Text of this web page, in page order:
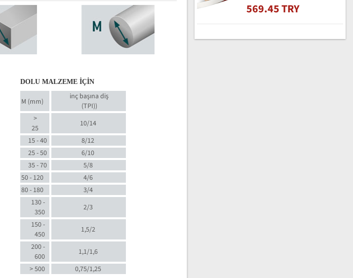
DOLU MALZEME İÇİN
M (mm)
inç başına diş
(TPI))
>
25
10/14
15 - 40
8/12
25 - 50
6/10
35 - 70
5/8
50 - 120
4/6
80 - 180
3/4
130 -
350
2/3
150 -
450
1,5/2
200 -
600
1,1/1,6
> 500
0,75/1,25
569.45 TRY